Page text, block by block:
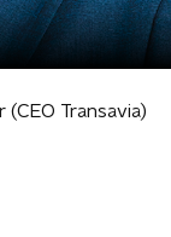
Transavia)